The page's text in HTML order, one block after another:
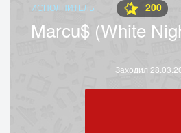
ИСПОЛНИТЕЛЬ 200
Marcu$ (White
Заходил